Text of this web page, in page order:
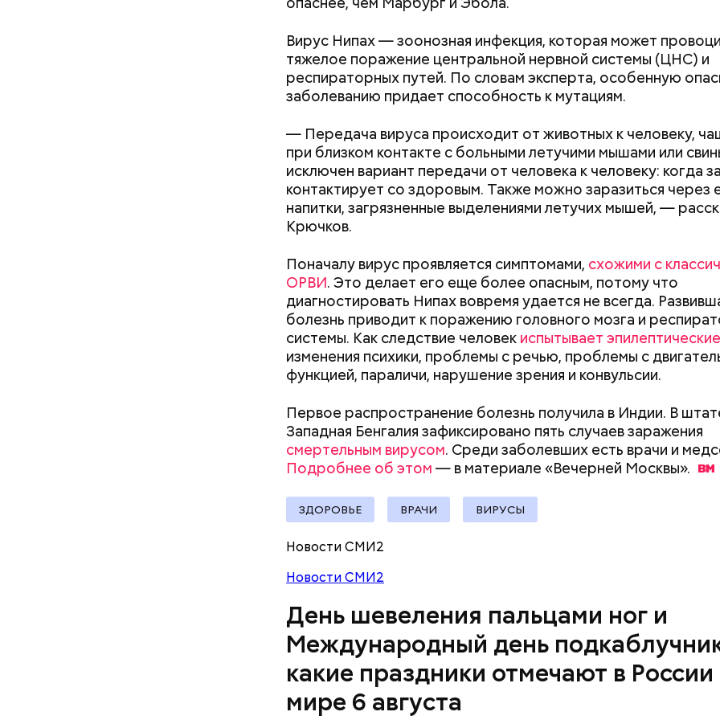
Вирус Нипах — зоонозная инфекция, которая может
тяжелое поражение центральной нервной системы (ЦНС) и
респираторных путей. По словам эксперта, особенную
заболеванию придает способность к мутациям.
— Передача вируса происходит от животных к человеку,
при близком контакте с больными летучими мышами или
исключен вариант передачи от человека к человеку: когда
контактирует со здоровым. Также можно заразиться через
напитки, загрязненные выделениями летучих мышей, —
Крючков.
Поначалу вирус проявляется симптомами, схожими с
ОРВИ. Это делает его еще более опасным, потому что
диагностировать Нипах вовремя удается не всегда.
болезнь приводит к поражению головного мозга и
системы. Как следствие человек испытывает
изменения психики, проблемы с речью, проблемы с
функцией, параличи, нарушение зрения и конвульсии.
Первое распространение болезнь получила в Индии. В
Западная Бенгалия зафиксировано пять случаев заражения
смертельным вирусом. Среди заболевших есть врачи и
Подробнее об этом — в материале «Вечерней Москвы».
ЗДОРОВЬЕ ВРАЧИ ВИРУСЫ
Новости СМИ2
Новости СМИ2
День шевеления пальцами ног и
Международный день
какие праздники отмечают в России
мире 6 августа
Международный день подкаблучника
Вред дыни
Фото: Shutterstock
А врач-эндокринолог Алексей Калинчев рассказал, что
множество блюд, где используют растение.
— Наиболее распространенные борщ, щи, котлеты, салаты,
творогом и сыром, пироги, омлет, запеканка. Щавеля там
используется немного, поэтому никакого вреда от него не
разнообразнее рацион питания человека, тем лучше.
исключает вероятность возникновения дефицитов
заверил специалист.
Успенский собор
Московского Кремля
отметил 700-летие: история
первого каменного храма
Москвы
Ни одного дня
артист Юрий
откровенно о
клоуна